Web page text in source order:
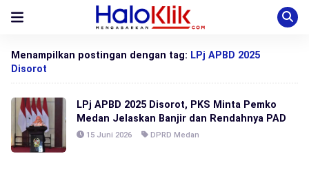
Menampilkan postingan dengan tag: LPj APBD 2025
Disorot
LPj APBD 2025 Disorot, PKS Minta Pemko
Medan Jelaskan Banjir dan Rendahnya PAD
15 Juni 2026 DPRD Medan